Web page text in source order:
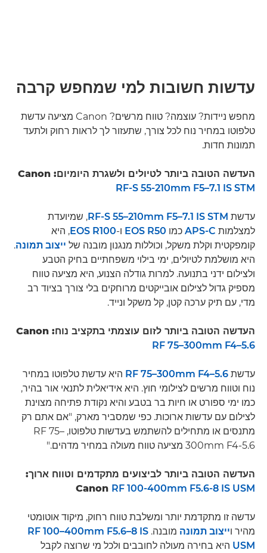
עדשות חשובות למי שמחפש קרבה
מחפש ניידות? עוצמה? טווח מרשים? Canon מציעה עדשת
טלפוטו במחיר נוח לכל צורך, שתעזור לך לראות רחוק ולתעד
תמונות חדות.
העדשה הטובה ביותר לטיולים ולשגרת היומיום: Canon
RF-S 55-210mm F5–7.1 IS STM
עדשת RF-S 55–210mm F5–7.1 IS STM, שמיועדת
למצלמות APS-C כמו EOS R50 ו-EOS R100, היא
קומפקטית וקלת משקל, וכוללות מנגנון מובנה של ייצוב תמונה.
היא מושלמת לטיולים, ימי בילוי משפחתיים בחיק הטבע
ולצילום ידני בתנועה. למרות גודלה הצנוע, היא מציעה טווח
מספיק גדול לצילום אובייקטים מרוחקים בלי צורך בציוד רב
מדי, עם תיק ערכה קטן, קל משקל ונייד.
העדשה הטובה ביותר לזום עוצמתי בתקציב נוח: Canon
RF 75–300mm F4–5.6
עדשת RF 75–300mm F4–5.6 היא עדשת טלפוטו במחיר
נוח וטווח מרשים לצילומי חוץ. היא אידיאלית לתנאי אור בהיר,
כמו ימי ספורט או חיות בר בטבע והיא נקודת פתיחה מצוינת
לצילום עם עדשות ארוכות. כפי שמסביר מארק, "אם אתם רק
מתנסים או מתחילים להשתמש בעדשות טלפוטו, RF 75–
300mm F4-5.6 מציעה טווח מעולה במחיר מדהים."
העדשה הטובה ביותר לביצועים מתקדמים וטווח ארוך:
Canon RF 100-400mm F5.6-8 IS USM
עדשה זו מתקדמת יותר ומשלבת טווח רחוק, מיקוד אוטומטי
מהיר וייצוב תמונה מובנה. RF 100–400mm F5.6–8 IS
USM היא בחירה מעולה לחובבים ולכל מי שרוצה לקבל